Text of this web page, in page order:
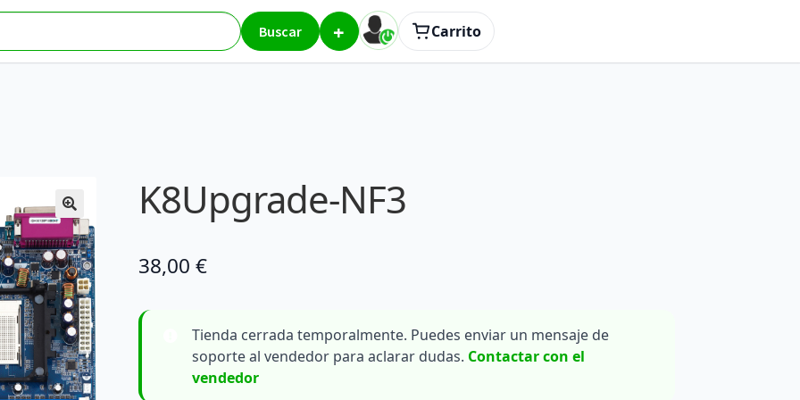
Buscar + Carrito
K8Upgrade-NF3
38,00 €
Tienda cerrada temporalmente. Puedes enviar un mensaje de
soporte al vendedor para aclarar dudas. Contactar con el
vendedor